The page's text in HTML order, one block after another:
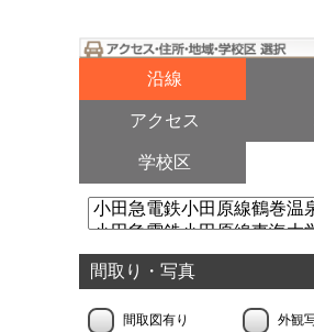
沿線
アクセス
学校区
間取り・写真
間取図有り 外観